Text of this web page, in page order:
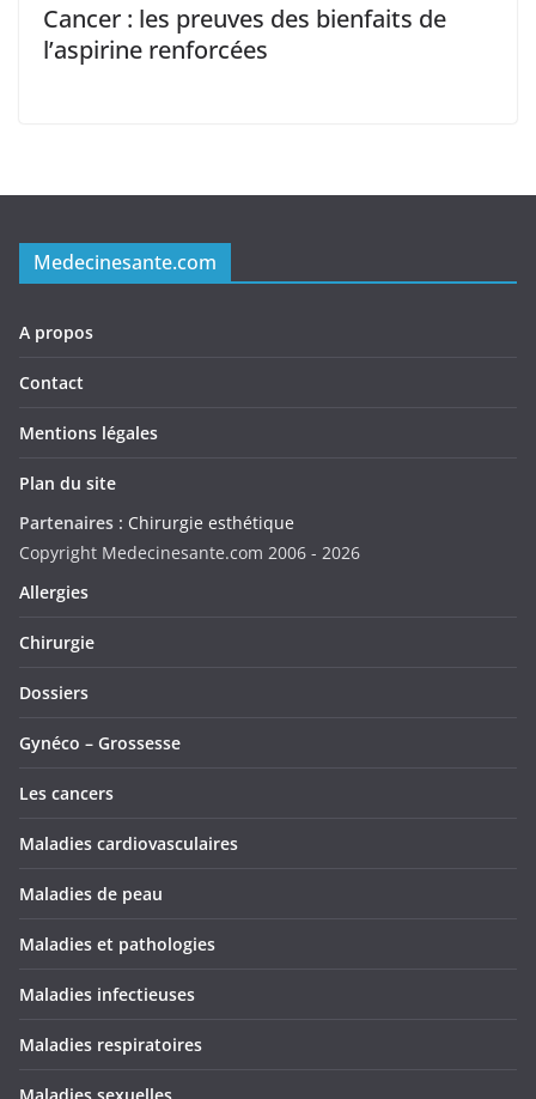
Cancer : les preuves des bienfaits de
l’aspirine renforcées
Medecinesante.com
A propos
Contact
Mentions légales
Plan du site
Partenaires : Chirurgie esthétique
Copyright Medecinesante.com 2006 - 2026
Allergies
Chirurgie
Dossiers
Gynéco – Grossesse
Les cancers
Maladies cardiovasculaires
Maladies de peau
Maladies et pathologies
Maladies infectieuses
Maladies respiratoires
Maladies sexuelles